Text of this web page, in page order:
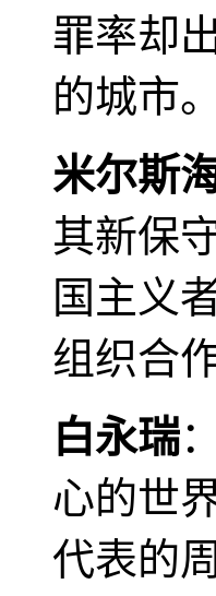
罪率却
的城市。
米尔斯
其新保
国主义
组织合
白永瑞
心的世
代表的